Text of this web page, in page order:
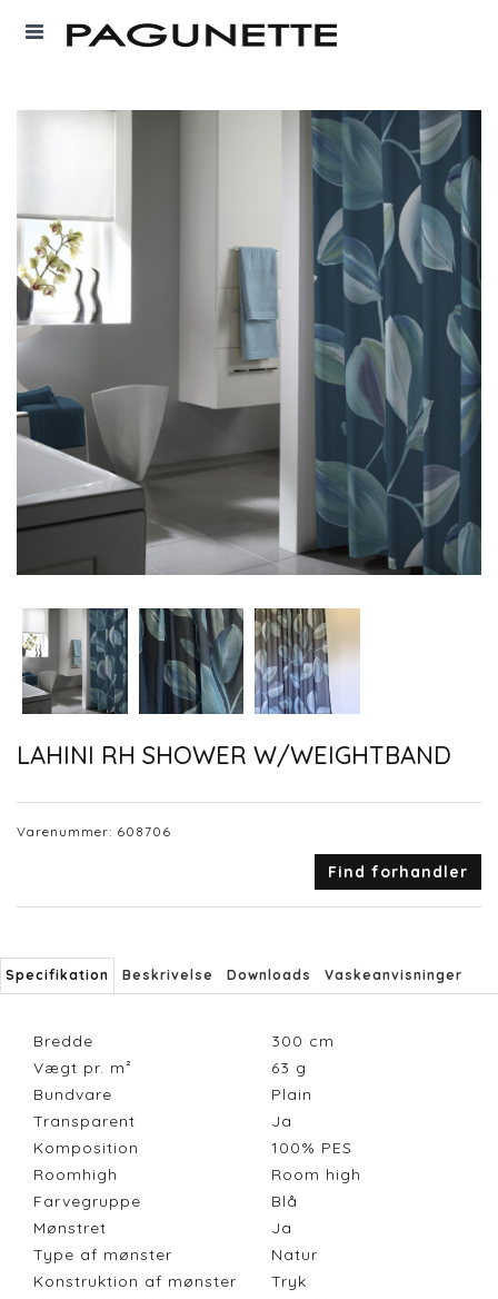
LAHINI RH SHOWER W/WEIGHTBAND
Varenummer: 608706
Find forhandler
Specifikation Beskrivelse Downloads Vaskeanvisninger
Bredde 300 cm
Vægt pr. m²
63 g
Bundvare
Plain
Transparent
Ja
Komposition
100% PES
Roomhigh
Room high
Farvegruppe
Blå
Mønstret
Ja
Type af mønster
Natur
Konstruktion af mønster
Tryk